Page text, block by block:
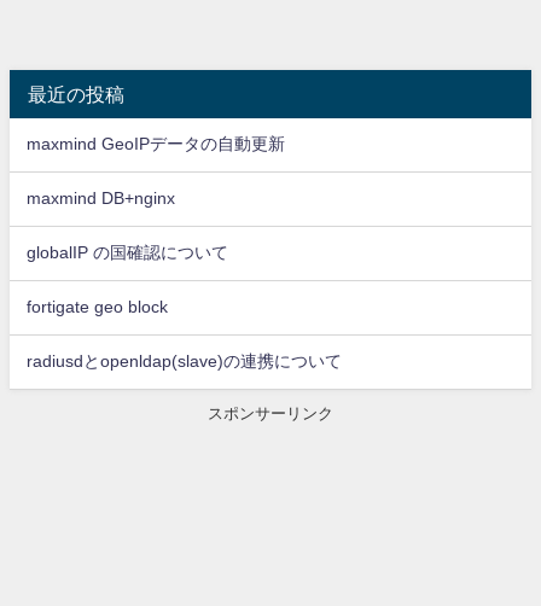
最近の投稿
maxmind GeoIPデータの自動更新
maxmind DB+nginx
globalIP の国確認について
fortigate geo block
radiusdとopenldap(slave)の連携について
スポンサーリンク